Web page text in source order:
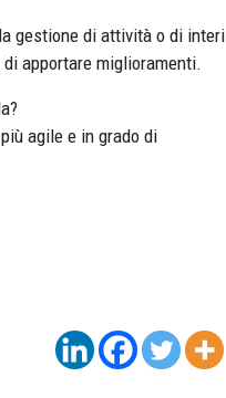
gestione di attività o di interi
apportare miglioramenti.
agile e in grado di